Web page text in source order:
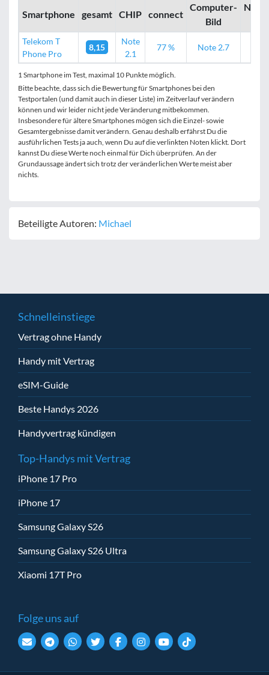
Smartphone gesamt CHIP connect
Computer­­
Bild
Telekom T
Phone Pro
8,15
Note
2.1
77 % Note 2.7
1 Smartphone im Test, maximal 10 Punkte möglich.
Bitte beachte, dass sich die Bewertung für Smartphones bei den
Testportalen (und damit auch in dieser Liste) im Zeitverlauf verändern
können und wir leider nicht jede Veränderung mitbekommen.
Insbesondere für ältere Smartphones mögen sich die Einzel- sowie
Gesamtergebnisse damit verändern. Genau deshalb erfährst Du die
ausführlichen Tests ja auch, wenn Du auf die verlinkten Noten klickt. Dort
kannst Du diese Werte noch einmal für Dich überprüfen. An der
Grundaussage ändert sich trotz der veränderlichen Werte meist aber
nichts.
Beteiligte Autoren: Michael
Schnelleinstiege
Vertrag ohne Handy
Handy mit Vertrag
eSIM-Guide
Beste Handys 2026
Handyvertrag kündigen
Top-Handys mit Vertrag
iPhone 17 Pro
iPhone 17
Samsung Galaxy S26
Samsung Galaxy S26 Ultra
Xiaomi 17T Pro
Folge uns auf